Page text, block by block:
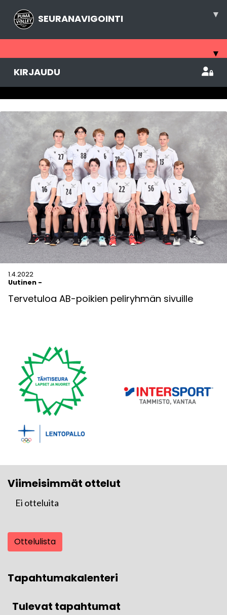
SEURANAVIGOINTI ▾
▾
KIRJAUDU
1.4.2022
Uutinen -
Tervetuloa AB-poikien peliryhmän sivuille
Viimeisimmät ottelut
Ei otteluita
Ottelulista
Tapahtumakalenteri
Tulevat tapahtumat